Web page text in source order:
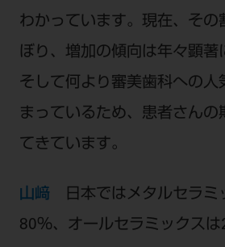
わかっています。現在、その
ぼり、増加の傾向は年々顕著
そして何より審美歯科への人
まっているため、患者さんの
てきています。
山﨑
日本ではメタルセラミ
80％、オールセラミックス